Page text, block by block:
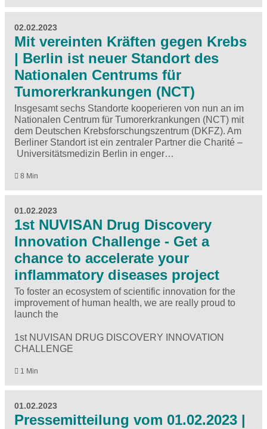
02.02.2023
Mit vereinten Kräften gegen Krebs
| Berlin ist neuer Standort des
Nationalen Centrums für
Tumorerkrankungen (NCT)
Insgesamt sechs Standorte kooperieren von nun an im
Nationalen Centrum für Tumorerkrankungen (NCT) mit
dem Deutschen Krebsforschungszentrum (DKFZ). Am
Berliner Standort ist ein zentraler Partner die Charité –
Universitätsmedizin Berlin in enger…
8 Min
01.02.2023
1st NUVISAN Drug Discovery
Innovation Challenge - Get a
chance to accelerate your
inflammatory diseases project
To foster an ecosystem of scientific innovation for the
improvement of human health, we are really proud to
launch the
1st NUVISAN DRUG DISCOVERY INNOVATION
CHALLENGE
1 Min
01.02.2023
Pressemitteilung vom 01.02.2023 |